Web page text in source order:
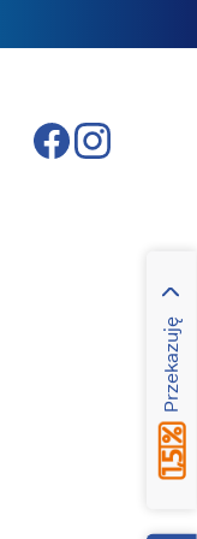
Przekazuję
FacebookInstagram